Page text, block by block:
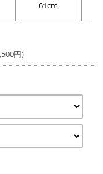
61cm
円)